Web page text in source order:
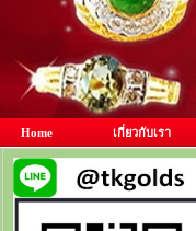
Home เกี่ยวกับเรา